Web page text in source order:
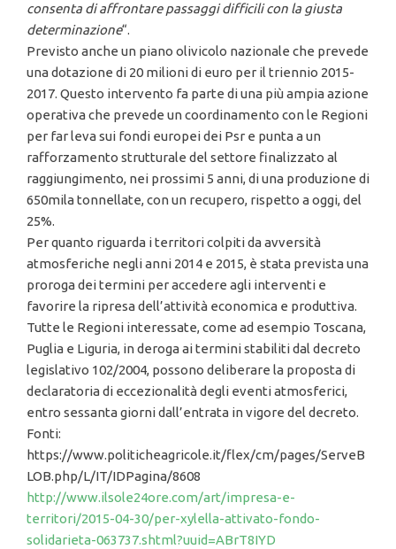
consenta di affrontare passaggi difficili con la giusta
determinazione“.
Previsto anche un piano olivicolo nazionale che prevede
una dotazione di 20 milioni di euro per il triennio 2015-
2017. Questo intervento fa parte di una più ampia azione
operativa che prevede un coordinamento con le Regioni
per far leva sui fondi europei dei Psr e punta a un
rafforzamento strutturale del settore finalizzato al
raggiungimento, nei prossimi 5 anni, di una produzione di
650mila tonnellate, con un recupero, rispetto a oggi, del
25%.
Per quanto riguarda i territori colpiti da avversità
atmosferiche negli anni 2014 e 2015, è stata prevista una
proroga dei termini per accedere agli interventi e
favorire la ripresa dell’attività economica e produttiva.
Tutte le Regioni interessate, come ad esempio Toscana,
Puglia e Liguria, in deroga ai termini stabiliti dal decreto
legislativo 102/2004, possono deliberare la proposta di
declaratoria di eccezionalità degli eventi atmosferici,
entro sessanta giorni dall’entrata in vigore del decreto.
Fonti:
https://www.politicheagricole.it/flex/cm/pages/ServeB
LOB.php/L/IT/IDPagina/8608
http://www.ilsole24ore.com/art/impresa-e-
territori/2015-04-30/per-xylella-attivato-fondo-
solidarieta-063737.shtml?uuid=ABrT8IYD